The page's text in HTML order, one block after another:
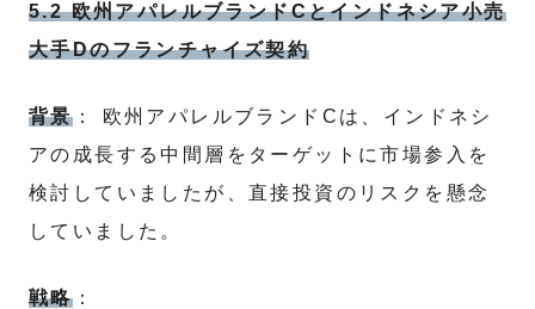
5.2 欧州アパレルブランドCとインドネシア小売
大手Dのフランチャイズ契約
背景： 欧州アパレルブランドCは、インドネシ
アの成長する中間層をターゲットに市場参入を
検討していましたが、直接投資のリスクを懸念
していました。
戦略：